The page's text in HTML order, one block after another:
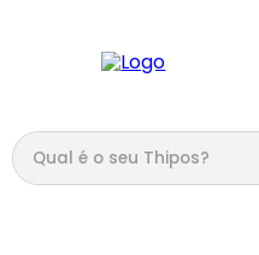
Qual é o seu Thipos?